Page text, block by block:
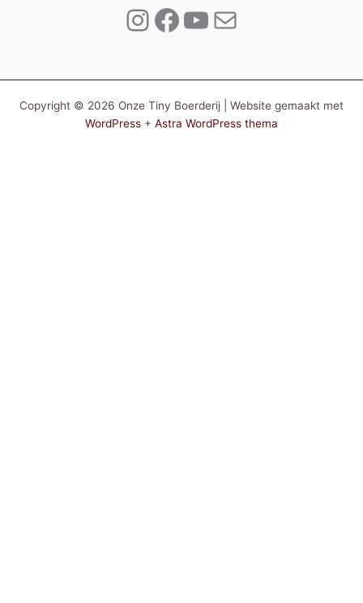
Instagram
Facebook
YouTube
E-mail
Copyright © 2026 Onze Tiny Boerderij | Website gemaakt met
WordPress + Astra WordPress thema